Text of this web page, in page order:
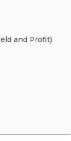
and Profit)